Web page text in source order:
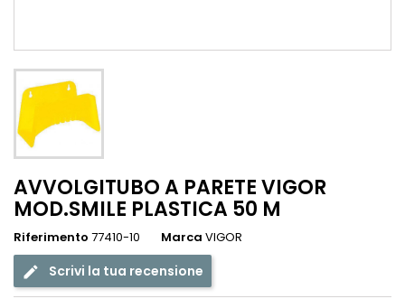
AVVOLGITUBO A PARETE VIGOR
MOD.SMILE PLASTICA 50 M
Riferimento 77410-10 Marca VIGOR
Scrivi la tua recensione